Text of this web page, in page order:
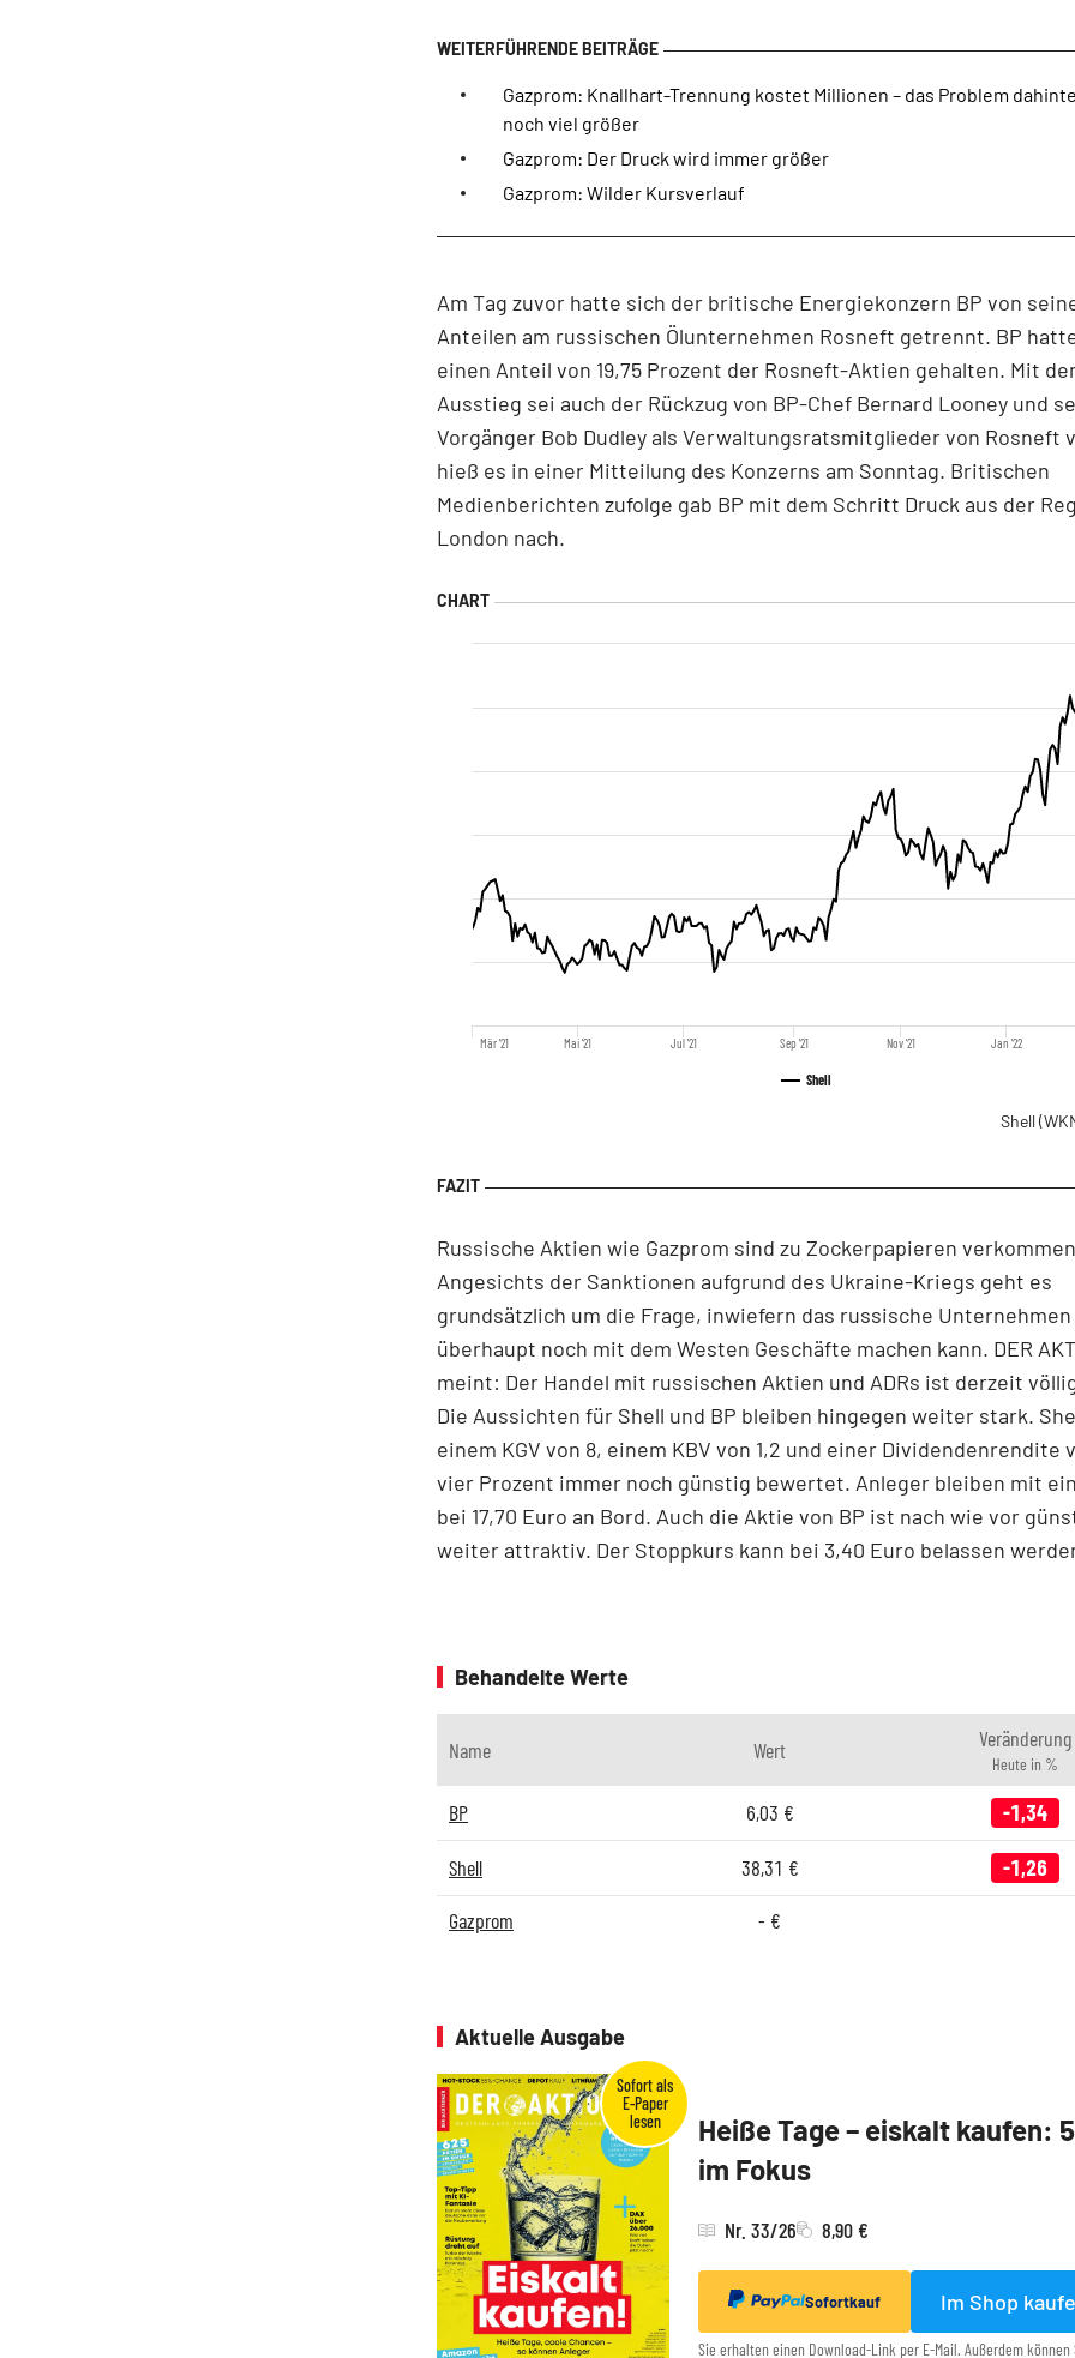
Gazprom: Knallhart-Trennung kostet Millionen – das Problem
noch viel größer
Gazprom: Der Druck wird immer größer
Gazprom: Wilder Kursverlauf
Am Tag zuvor hatte sich der britische Energiekonzern BP von
Anteilen am russischen Ölunternehmen Rosneft getrennt. BP
einen Anteil von 19,75 Prozent der Rosneft-Aktien gehalten. Mit
Ausstieg sei auch der Rückzug von BP-Chef Bernard Looney und
Vorgänger Bob Dudley als Verwaltungsratsmitglieder von Rosneft
hieß es in einer Mitteilung des Konzerns am Sonntag. Britischen
Medienberichten zufolge gab BP mit dem Schritt Druck aus der
London nach.
Shell
Mär '21 Mai '21 Jul '21 Sep '21 Nov '21 Jan '22
Shell
Russische Aktien wie Gazprom sind zu Zockerpapieren
Angesichts der Sanktionen aufgrund des Ukraine-Kriegs geht es
grundsätzlich um die Frage, inwiefern das russische
überhaupt noch mit dem Westen Geschäfte machen kann. DER
meint: Der Handel mit russischen Aktien und ADRs ist derzeit
Die Aussichten für Shell und BP bleiben hingegen weiter stark.
einem KGV von 8, einem KBV von 1,2 und einer Dividendenrendite
vier Prozent immer noch günstig bewertet. Anleger bleiben mit
bei 17,70 Euro an Bord. Auch die Aktie von BP ist nach wie vor
weiter attraktiv. Der Stoppkurs kann bei 3,40 Euro belassen
Behandelte Werte
Name Wert Veränderung
Heute in %
BP 6,03 € -1,34
Shell 38,31 €
-1,26
Gazprom
- €
Aktuelle Ausgabe
Heiße Tage – eiskalt kaufen:
im Fokus
Nr. 33/26 8,90 €
Sofortkauf Im Shop
Sie erhalten einen Download-Link per E-Mail. Außerdem